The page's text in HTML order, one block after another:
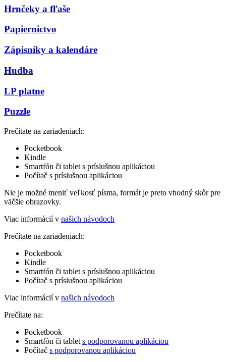
Hrnčeky a fľaše
Papiernictvo
Zápisníky a kalendáre
Hudba
LP platne
Puzzle
Prečítate na zariadeniach:
Pocketbook
Kindle
Smartfón či tablet s príslušnou aplikáciou
Počítač s príslušnou aplikáciou
Nie je možné meniť veľkosť písma, formát je preto vhodný skôr pre
väčšie obrazovky.
Viac informácií v našich návodoch
Prečítate na zariadeniach:
Pocketbook
Kindle
Smartfón či tablet s príslušnou aplikáciou
Počítač s príslušnou aplikáciou
Viac informácií v našich návodoch
Prečítate na:
Pocketbook
Smartfón či tablet s podporovanou aplikáciou
Počítač s podporovanou aplikáciou